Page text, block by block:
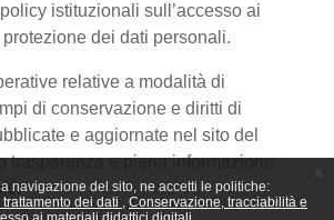
navigazione del sito, ne accetti le politiche:
dei dati
Conservazione, tracciabilità e
istituzionali sull’accesso ai
dei dati personali.
relative a modalità di
di conservazione e diritti di
e aggiornate nel sito del
trasparenza e piena informazione